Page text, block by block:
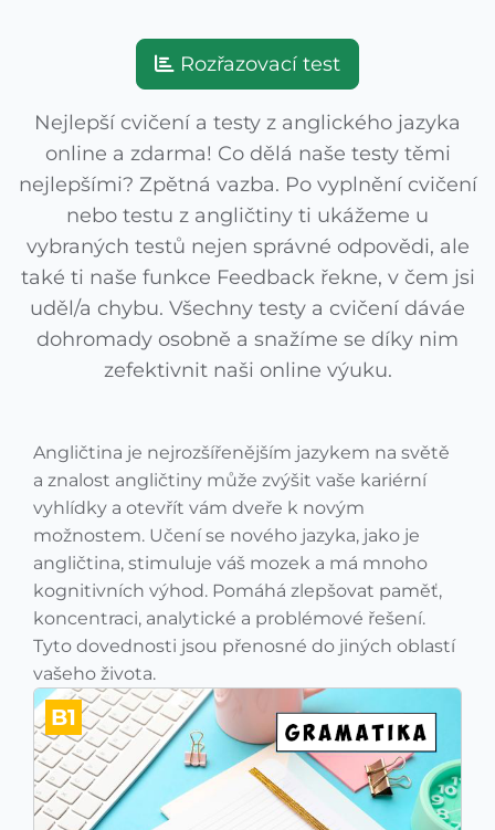
Rozřazovací test
Nejlepší cvičení a testy z anglického jazyka
online a zdarma! Co dělá naše testy těmi
nejlepšími? Zpětná vazba. Po vyplnění cvičení
nebo testu z angličtiny ti ukážeme u
vybraných testů nejen správné odpovědi, ale
také ti naše funkce Feedback řekne, v čem jsi
uděl/a chybu. Všechny testy a cvičení dáváe
dohromady osobně a snažíme se díky nim
zefektivnit naši online výuku.
Angličtina je nejrozšířenějším jazykem na světě
a znalost angličtiny může zvýšit vaše kariérní
vyhlídky a otevřít vám dveře k novým
možnostem. Učení se nového jazyka, jako je
angličtina, stimuluje váš mozek a má mnoho
kognitivních výhod. Pomáhá zlepšovat paměť,
koncentraci, analytické a problémové řešení.
Tyto dovednosti jsou přenosné do jiných oblastí
vašeho života.
B1